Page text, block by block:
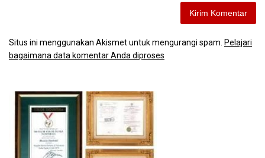
Situs ini menggunakan Akismet untuk mengurangi spam. Pelajari
bagaimana data komentar Anda diproses